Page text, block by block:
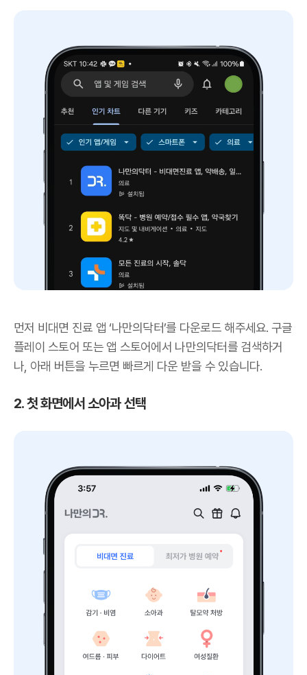
먼저 비대면 진료 앱 ‘나만의닥터’를 다운로드 해주세요. 구글
플레이 스토어 또는 앱 스토어에서 나만의닥터를 검색하거
나, 아래 버튼을 누르면 빠르게 다운 받을 수 있습니다.
2. 첫 화면에서 소아과 선택